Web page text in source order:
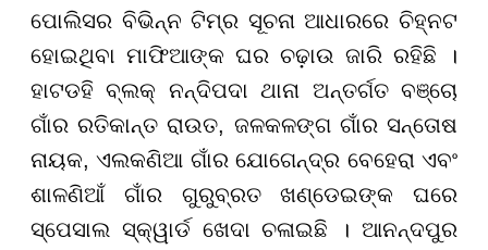
ପୋଲିସର ବିଭିନ୍ନ ଟିମ୍ର ସୂଚନା ଆଧାରରେ ଚିହ୍ନଟ
ହୋଇଥିବା ମାଫିଆଙ୍କ ଘର ଚଢ଼ାଉ ଜାରି ରହିଛି ।
ହାଟଡହି ବ୍ଲକ୍ ନନ୍ଦିପଦା ଥାନା ଅନ୍ତର୍ଗତ ବଞ୍ଚୋ
ଗାଁର ରତିକାନ୍ତ ରାଉତ, ଜଳକଳଙ୍ଗ ଗାଁର ସନ୍ତୋଷ
ନାୟକ, ଏଲକଣିଆ ଗାଁର ଯୋଗେନ୍ଦ୍ର ବେହେରା ଏବଂ
ଶାଳଣିଆଁ ଗାଁର ଗୁରୁବ୍ରତ ଖଣ୍ଡେଇଙ୍କ ଘରେ
ସ୍ପେସାଲ ସ୍କ୍ୱାର୍ଡ ଖେଦା ଚଳାଇଛି । ଆନନ୍ଦପୁର